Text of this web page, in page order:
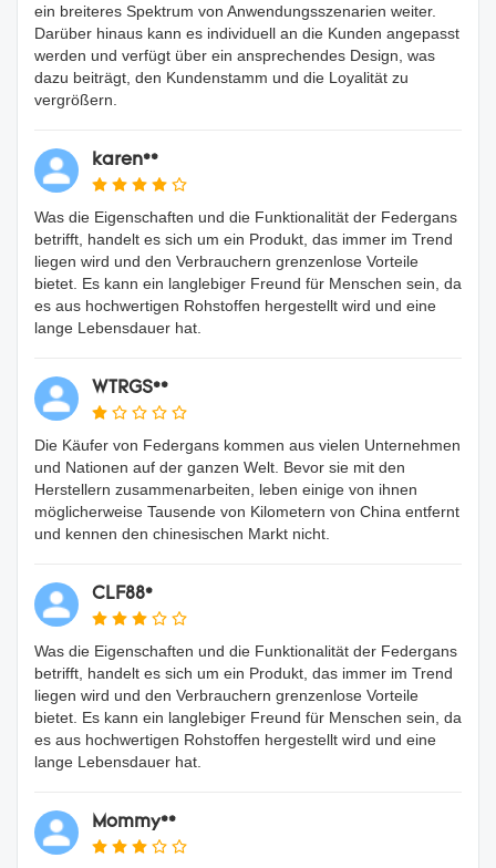
ein breiteres Spektrum von Anwendungsszenarien weiter.
Darüber hinaus kann es individuell an die Kunden angepasst
werden und verfügt über ein ansprechendes Design, was
dazu beiträgt, den Kundenstamm und die Loyalität zu
vergrößern.
karen**
Was die Eigenschaften und die Funktionalität der Federgans
betrifft, handelt es sich um ein Produkt, das immer im Trend
liegen wird und den Verbrauchern grenzenlose Vorteile
bietet. Es kann ein langlebiger Freund für Menschen sein, da
es aus hochwertigen Rohstoffen hergestellt wird und eine
lange Lebensdauer hat.
WTRGS**
Die Käufer von Federgans kommen aus vielen Unternehmen
und Nationen auf der ganzen Welt. Bevor sie mit den
Herstellern zusammenarbeiten, leben einige von ihnen
möglicherweise Tausende von Kilometern von China entfernt
und kennen den chinesischen Markt nicht.
CLF88*
Was die Eigenschaften und die Funktionalität der Federgans
betrifft, handelt es sich um ein Produkt, das immer im Trend
liegen wird und den Verbrauchern grenzenlose Vorteile
bietet. Es kann ein langlebiger Freund für Menschen sein, da
es aus hochwertigen Rohstoffen hergestellt wird und eine
lange Lebensdauer hat.
Mommy**